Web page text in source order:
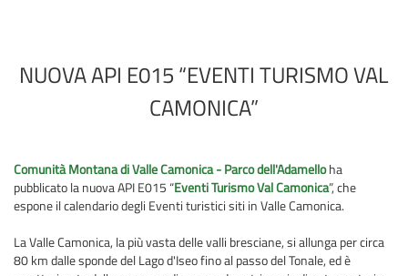
NUOVA API E015 “EVENTI TURISMO VAL
CAMONICA”
Comunità Montana di Valle Camonica - Parco dell'Adamelloha
pubblicato la nuova API E015 “Eventi Turismo Val Camonica”, che
espone il calendario degli Eventi turistici siti in Valle Camonica.
La Valle Camonica, la più vasta delle valli bresciane, si allunga per circa
80 km dalle sponde del Lago d'Iseo fino al passo del Tonale, ed è